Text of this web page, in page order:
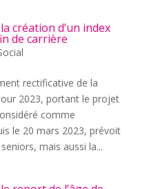
création d’un index
de carrière
rectificative de la
2023, portant le projet
comme
le 20 mars 2023, prévoit
mais aussi la...